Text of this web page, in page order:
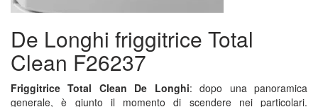
De Longhi friggitrice Total
Clean F26237
Friggitrice Total Clean De Longhi: dopo una panoramica
generale, è giunto il momento di scendere nei particolari.